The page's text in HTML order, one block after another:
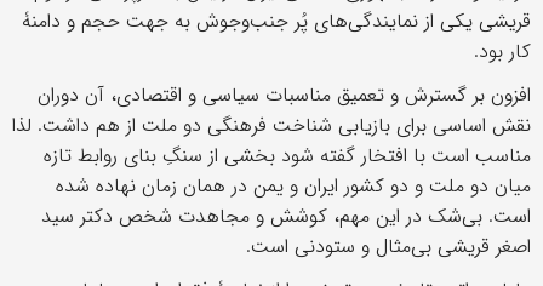
قریشی یکی از نمایندگی‌های پُر جنب‌وجوش‌ به جهت حجم و دامنۀ
کار بود.
افزون بر گسترش و تعمیق مناسبات سیاسی و اقتصادی، آن دوران
نقش اساسی برای بازیابی شناخت فرهنگی دو ملت از هم داشت. لذا
مناسب است با افتخار گفته شود بخشی از سنگِ بنای روابط تازه
میان دو ملت و دو کشور ایران و یمن در همان زمان نهاده شده
است. بی‌شک در این مهم، کوشش و مجاهدت شخص دکتر سید
اصغر قریشی بی‌مثال و ستودنی است.